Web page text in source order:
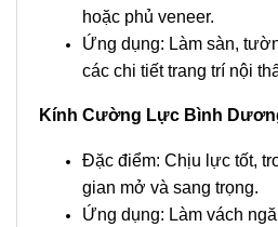
hoặc phủ veneer.
Ứng dụng: Làm sàn,
các chi tiết trang trí nội
Kính Cường Lực Bình
Đặc điểm: Chịu lực tốt,
gian mở và sang trọng.
Ứng dụng: Làm vách